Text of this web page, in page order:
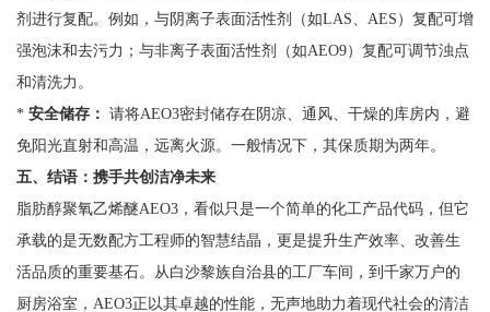
剂进行复配。例如，与阴离子表面活性剂（如LAS、AES）复配可增
强泡沫和去污力；与非离子表面活性剂（如AEO9）复配可调节浊点
和清洗力。
* 安全储存： 请将AEO3密封储存在阴凉、通风、干燥的库房内，避
免阳光直射和高温，远离火源。一般情况下，其保质期为两年。
五、结语：携手共创洁净未来
脂肪醇聚氧乙烯醚AEO3，看似只是一个简单的化工产品代码，但它
承载的是无数配方工程师的智慧结晶，更是提升生产效率、改善生
活品质的重要基石。从白沙黎族自治县的工厂车间，到千家万户的
厨房浴室，AEO3正以其卓越的性能，无声地助力着现代社会的清洁